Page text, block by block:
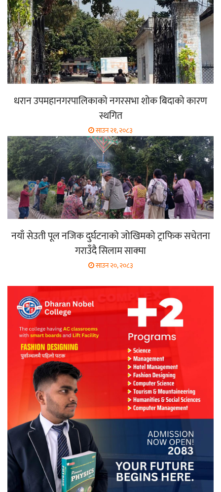
धरान उपमहानगरपालिकाको नगरसभा शोक बिदाको कारण
स्थगित
साउन २१, २०८३
नयाँ सेउती पूल नजिक दुर्घटनाको जोखिमको ट्राफिक सचेतना
गराउँदै सिलाम साक्मा
साउन २०, २०८३